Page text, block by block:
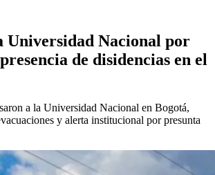
Universidad Nacional por
de disidencias en el
a la Universidad Nacional en Bogotá,
y alerta institucional por presunta